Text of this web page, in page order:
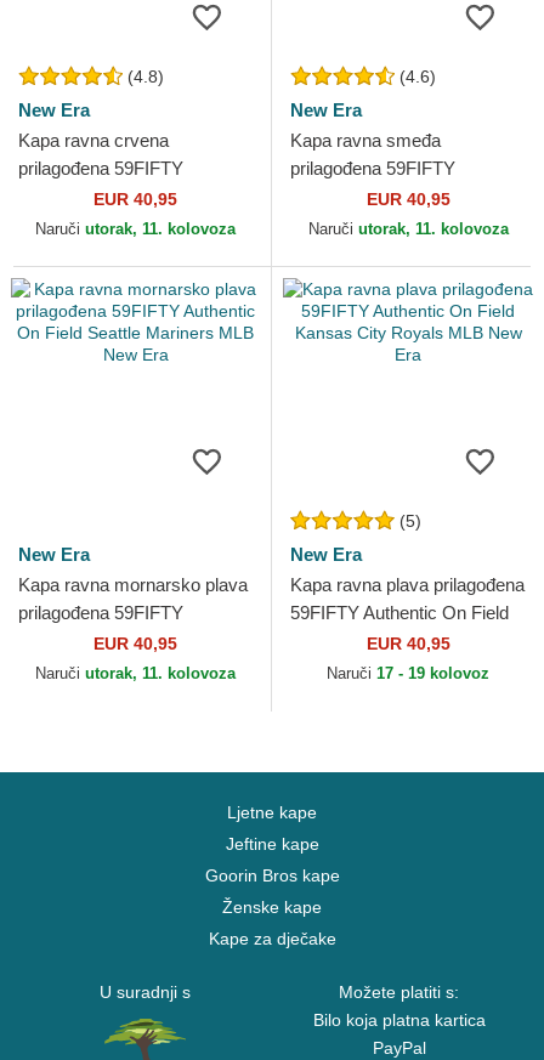
(4.8)
New Era
Kapa ravna crvena
prilagođena 59FIFTY
Authentic On Field Los
Angeles Angels MLB New
EUR 40,95
Naruči utorak, 11. kolovoza
(4.6)
New Era
Kapa ravna smeđa
prilagođena 59FIFTY
Authentic On Field San Diego
Padres MLB New Era
EUR 40,95
Naruči utorak, 11. kolovoza
New Era
Kapa ravna mornarsko plava
prilagođena 59FIFTY
Authentic On Field Seattle
Mariners MLB New Era
EUR 40,95
Naruči utorak, 11. kolovoza
(5)
New Era
Kapa ravna plava prilagođena
59FIFTY Authentic On Field
Kansas City Royals MLB
New Era
EUR 40,95
Naruči 17 - 19 kolovoz
Ljetne kape
Jeftine kape
Goorin Bros kape
Ženske kape
Kape za dječake
U suradnji s
Možete platiti s:
Bilo koja platna kartica
PayPal